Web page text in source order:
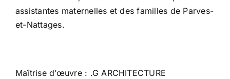
assistantes maternelles et des familles de Parves-
et-Nattages.
Maîtrise d’œuvre : .G ARCHITECTURE